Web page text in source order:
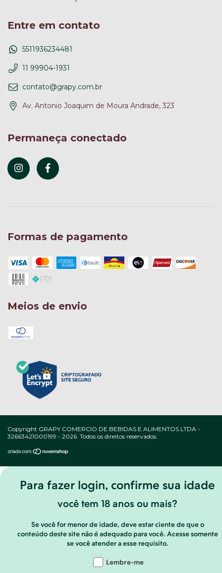
Ao navegar por este sitevocê aceita o uso de cookies
agilizar a sua experiência de compra.
ENTENDI
Entre em contato
5511936234481
11 99904-1931
contato@grapy.com.br
Av. Antonio Joaquim de Moura Andrade, 323
Permaneça conectado
Formas de pagamento
Meios de envio
Copyright GRAPY COMERCIO DE BEBIDAS E ALIMENTOS LTDA -
32663421000199 - 2026. Todos os direitos reservados.